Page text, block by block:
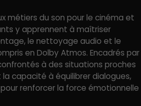
métiers du son pour le cinéma et
y apprennent à maîtriser
le nettoyage audio et le
en Dolby Atmos. Encadrés par
à des situations proches
capacité à équilibrer dialogues,
renforcer la force émotionnelle